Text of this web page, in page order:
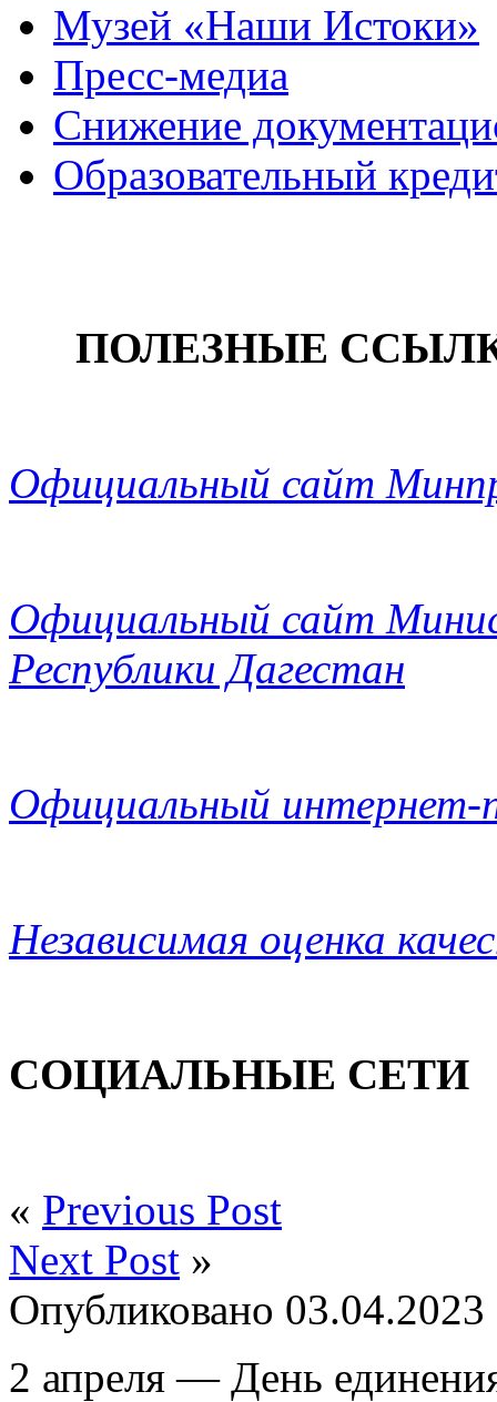
Музей «Наши Истоки»
Пресс-медиа
Снижение
Образовательный
ПОЛЕЗНЫЕ
Официальный сайт
Официальный сайт
Республики Дагестан
Официальный интернет-
Независимая оценка
СОЦИАЛЬНЫЕ СЕТИ
« Previous Post
Next Post »
Опубликовано 03.04.2023
2 апреля — День